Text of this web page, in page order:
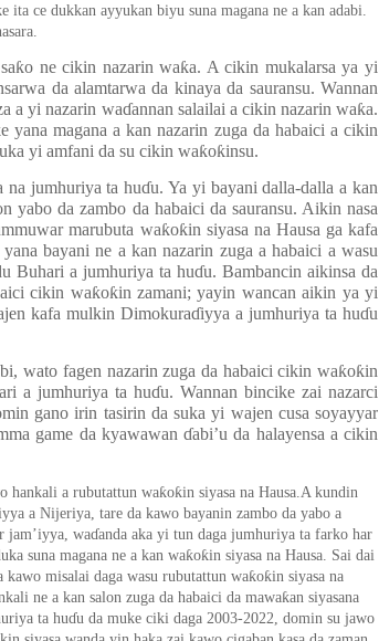
ita ce dukkan ayyukan biyu suna magana ne a kan adabi.
ƙo ne cikin nazarin waƙa. A cikin mukalarsa ya yi
da alamtarwa da kinaya da sauransu. Wannan
a yi nazarin waɗannan salailai a cikin nazarin waƙa.
yana magana a kan nazarin zuga da habaici a cikin
yi amfani da su cikin waƙoƙinsu.
na jumhuriya ta huɗu. Ya yi bayani dalla-dalla a kan
yabo da zambo da habaici da sauransu. Aikin nasa
marubuta waƙoƙin siyasa na Hausa ga kafa
bayani ne a kan nazarin zuga a habaici a wasu
Buhari a jumhuriya ta huɗu. Bambancin aikinsa da
cikin waƙoƙin zamani; yayin wancan aikin ya yi
kafa mulkin Dimokuraɗiyya a jumhuriya ta huɗu
wato fagen nazarin zuga da habaici cikin waƙoƙin
a jumhuriya ta huɗu. Wannan bincike zai nazarci
gano irin tasirin da suka yi wajen cusa soyayyar
game da kyawawan ɗabi’u da halayensa a cikin
hankali a rubutattun waƙoƙin siyasa na Hausa.A kundin
a Nijeriya, tare da kawo bayanin zambo da yabo a
jam’iyya, waɗanda aka yi tun daga jumhuriya ta farko har
a suna magana ne a kan waƙoƙin siyasa na Hausa. Sai dai
kawo misalai daga wasu rubutattun waƙoƙin siyasa na
ne a kan salon zuga da habaici da mawaƙan siyasana
ta huɗu da muke ciki daga 2003-2022, domin su jawo